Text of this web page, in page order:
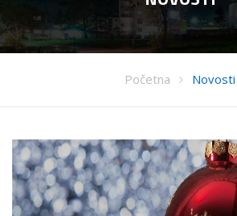
Početna Novosti